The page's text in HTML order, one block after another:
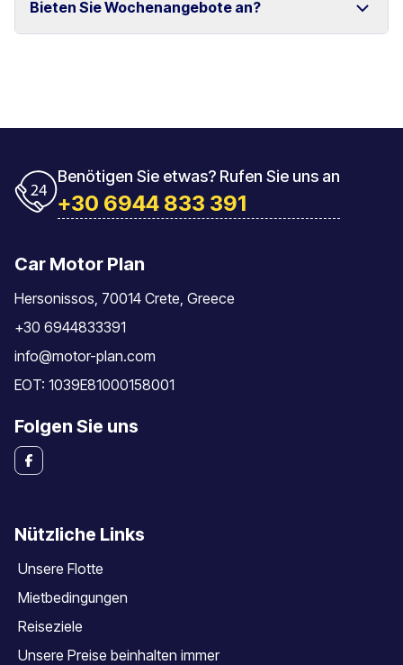
und Rethymno.
Das Fahrzeug muss mit der gleichen Tankfüllung
Bieten Sie Wochenangebote an?
Benötigen Sie etwas? Rufen Sie uns an
+30 6944 833 391
Car Motor Plan
Hersonissos, 70014 Crete, Greece
+30 6944833391
info@motor-plan.com
EOT: 1039E81000158001
Folgen Sie uns
Nützliche Links
Unsere Flotte
Mietbedingungen
Reiseziele
Unsere Preise beinhalten immer